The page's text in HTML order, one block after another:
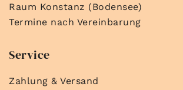
Raum Konstanz (Bodensee)
Termine nach Vereinbarung
Service
Zahlung & Versand